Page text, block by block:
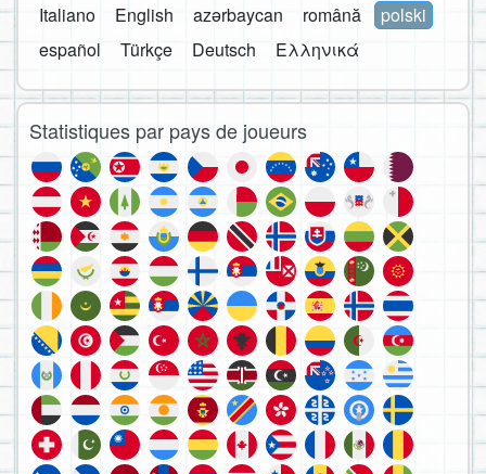
Italiano
English azərbaycan română
polski
español
Türkçe Deutsch Ελληνικά
Statistiques par pays de joueurs